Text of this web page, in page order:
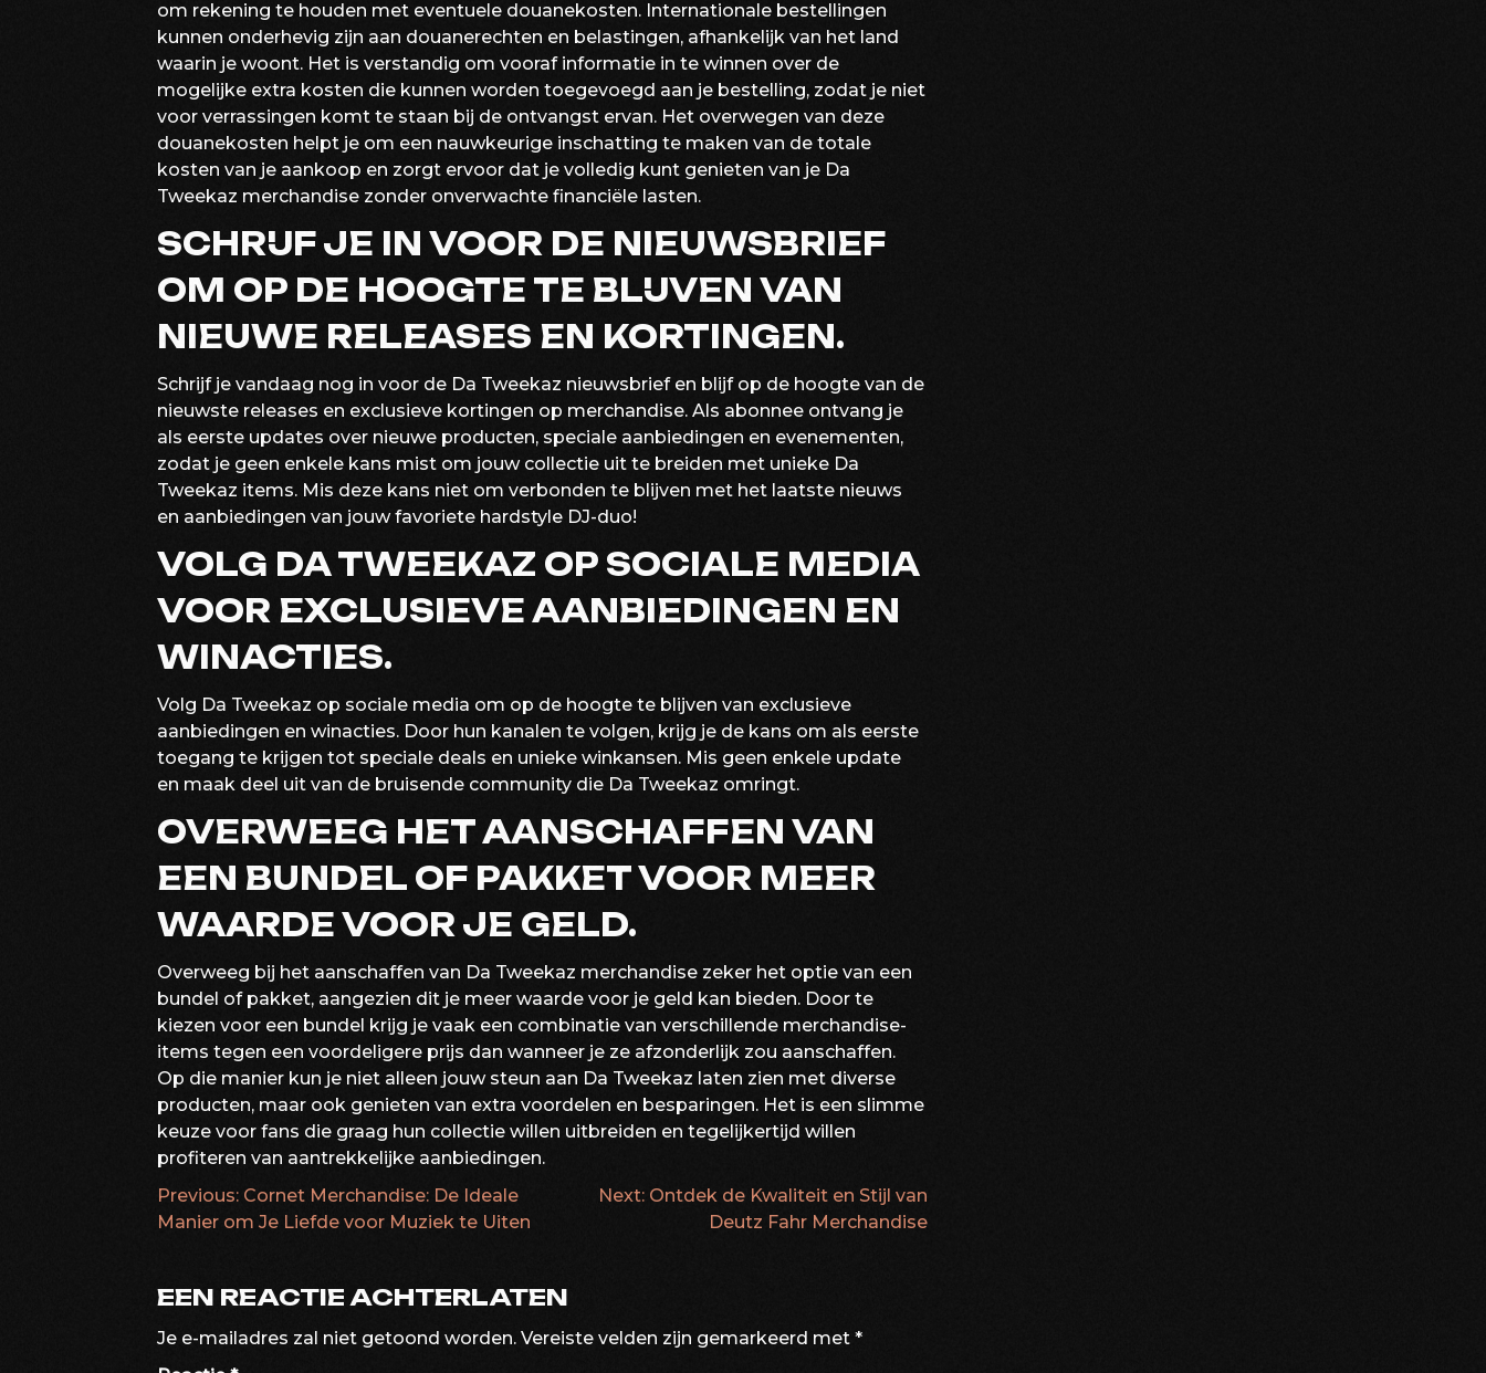
om rekening te houden met eventuele douanekosten. Internationale bestellingen
kunnen onderhevig zijn aan douanerechten en belastingen, afhankelijk van het land
waarin je woont. Het is verstandig om vooraf informatie in te winnen over de
mogelijke extra kosten die kunnen worden toegevoegd aan je bestelling, zodat je niet
voor verrassingen komt te staan bij de ontvangst ervan. Het overwegen van deze
douanekosten helpt je om een nauwkeurige inschatting te maken van de totale
kosten van je aankoop en zorgt ervoor dat je volledig kunt genieten van je Da
Tweekaz merchandise zonder onverwachte financiële lasten.
SCHRIJF JE IN VOOR DE NIEUWSBRIEF
OM OP DE HOOGTE TE BLIJVEN VAN
NIEUWE RELEASES EN KORTINGEN.
Schrijf je vandaag nog in voor de Da Tweekaz nieuwsbrief en blijf op de hoogte van de
nieuwste releases en exclusieve kortingen op merchandise. Als abonnee ontvang je
als eerste updates over nieuwe producten, speciale aanbiedingen en evenementen,
zodat je geen enkele kans mist om jouw collectie uit te breiden met unieke Da
Tweekaz items. Mis deze kans niet om verbonden te blijven met het laatste nieuws
en aanbiedingen van jouw favoriete hardstyle DJ-duo!
VOLG DA TWEEKAZ OP SOCIALE MEDIA
VOOR EXCLUSIEVE AANBIEDINGEN EN
WINACTIES.
Volg Da Tweekaz op sociale media om op de hoogte te blijven van exclusieve
aanbiedingen en winacties. Door hun kanalen te volgen, krijg je de kans om als eerste
toegang te krijgen tot speciale deals en unieke winkansen. Mis geen enkele update
en maak deel uit van de bruisende community die Da Tweekaz omringt.
OVERWEEG HET AANSCHAFFEN VAN
EEN BUNDEL OF PAKKET VOOR MEER
WAARDE VOOR JE GELD.
Overweeg bij het aanschaffen van Da Tweekaz merchandise zeker het optie van een
bundel of pakket, aangezien dit je meer waarde voor je geld kan bieden. Door te
kiezen voor een bundel krijg je vaak een combinatie van verschillende merchandise-
items tegen een voordeligere prijs dan wanneer je ze afzonderlijk zou aanschaffen.
Op die manier kun je niet alleen jouw steun aan Da Tweekaz laten zien met diverse
producten, maar ook genieten van extra voordelen en besparingen. Het is een slimme
keuze voor fans die graag hun collectie willen uitbreiden en tegelijkertijd willen
profiteren van aantrekkelijke aanbiedingen.
BERICHTNAVIGATIE
Previous: Cornet Merchandise: De Ideale
Manier om Je Liefde voor Muziek te Uiten
Next: Ontdek de Kwaliteit en Stijl van
Deutz Fahr Merchandise
EEN REACTIE ACHTERLATEN
Je e-mailadres zal niet getoond worden. Vereiste velden zijn gemarkeerd met *